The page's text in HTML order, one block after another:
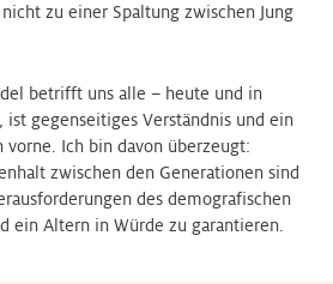
zu einer Spaltung zwischen Jung
betrifft uns alle – heute und in
ist gegenseitiges Verständnis und ein
vorne. Ich bin davon überzeugt:
zwischen den Generationen sind
des demografischen
ein Altern in Würde zu garantieren.